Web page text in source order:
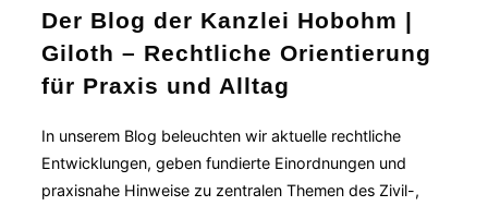
Der Blog der Kanzlei Hobohm |
Giloth – Rechtliche Orientierung
für Praxis und Alltag
In unserem Blog beleuchten wir aktuelle rechtliche
Entwicklungen, geben fundierte Einordnungen und
praxisnahe Hinweise zu zentralen Themen des Zivil-,